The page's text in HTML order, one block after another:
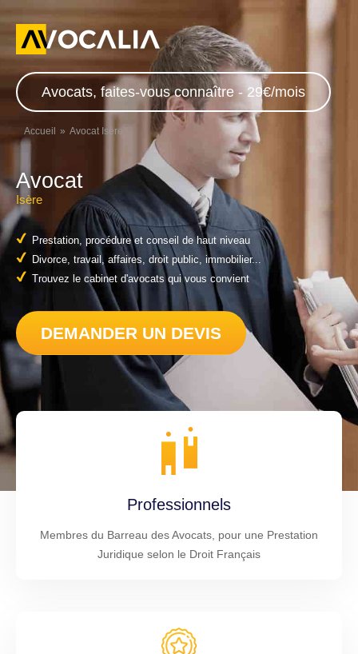
Avocats, faites-vous connaître - 29€/mois
Accueil Avocat Isère
Avocat
Isère
Prestation, procédure et conseil de haut niveau
Divorce, travail, affaires, droit public, immobilier...
Trouvez le cabinet d'avocats qui vous convient
DEMANDER UN DEVIS
Professionnels
Membres du Barreau des Avocats, pour une Prestation
Juridique selon le Droit Français